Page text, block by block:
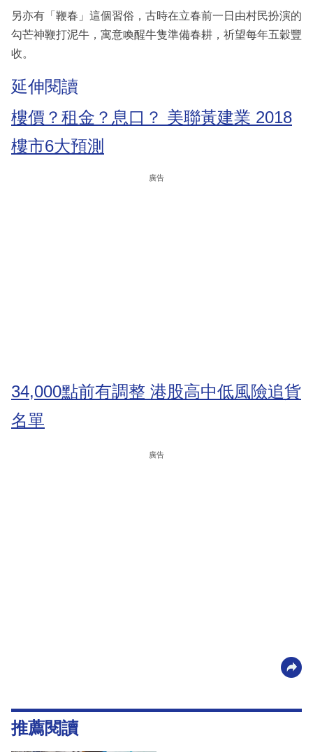
另亦有「鞭春」這個習俗，古時在立春前一日由村民扮演的
勾芒神鞭打泥牛，寓意喚醒牛隻準備春耕，祈望每年五穀豐
收。
延伸閱讀
樓價？租金？息口？ 美聯黃建業 2018
樓市6大預測
廣告
34,000點前有調整 港股高中低風險追貨
名單
廣告
推薦閱讀